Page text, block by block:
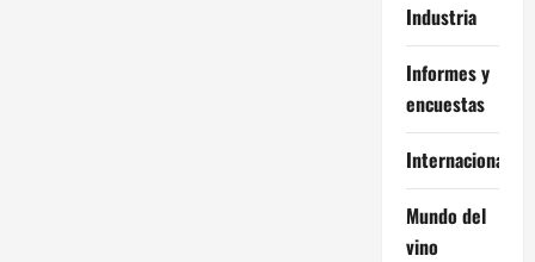
Industria
Informes y
encuestas
Internacional
Mundo del
vino